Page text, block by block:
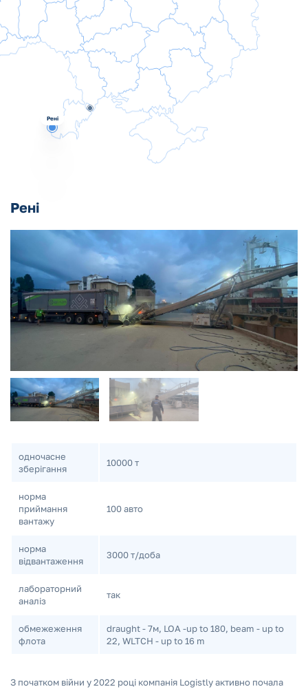
Рені
Рені
одночасне
зберігання
10000 т
норма
приймання
вантажу
100 авто
норма
відвантаження
3000 т/доба
лабораторний
аналіз
так
обмежеження
флота
draught - 7м, LOA -up to 180, beam - up to
22, WLTCH - up to 16 m
З початком війни у 2022 році компанія Logistly активно почала